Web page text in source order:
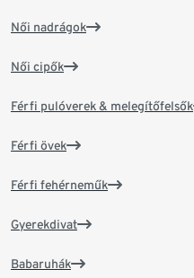
Női nadrágok
Női cipők
Férfi pulóverek & melegítőfelsők
Férfi övek
Férfi fehérneműk
Gyerekdivat
Babaruhák